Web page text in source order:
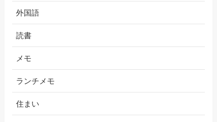
外国語
読書
メモ
ランチメモ
住まい